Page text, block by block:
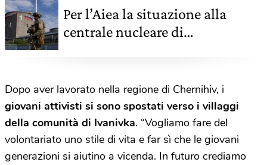
Per l’Aiea la situazione alla
centrale nucleare di
Dopo aver lavorato nella regione di Chernihiv, i
giovani attivisti si sono spostati verso i villaggi
della comunità di Ivanivka. “Vogliamo fare del
volontariato uno stile di vita e far sì che le giovani
generazioni si aiutino a vicenda. In futuro crediamo